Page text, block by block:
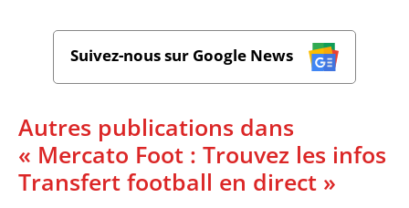
Suivez-nous sur Google News
Autres publications dans
« Mercato Foot : Trouvez les infos
Transfert football en direct »